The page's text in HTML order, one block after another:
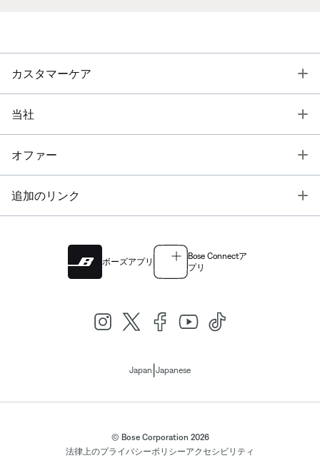
カスタマーケア
当社
オファー
追加のリンク
ボーズアプリ
Bose Connectア
プリ
Japan Japanese
© Bose Corporation 2026
法律上のプライバシーポリシーアクセシビリティ